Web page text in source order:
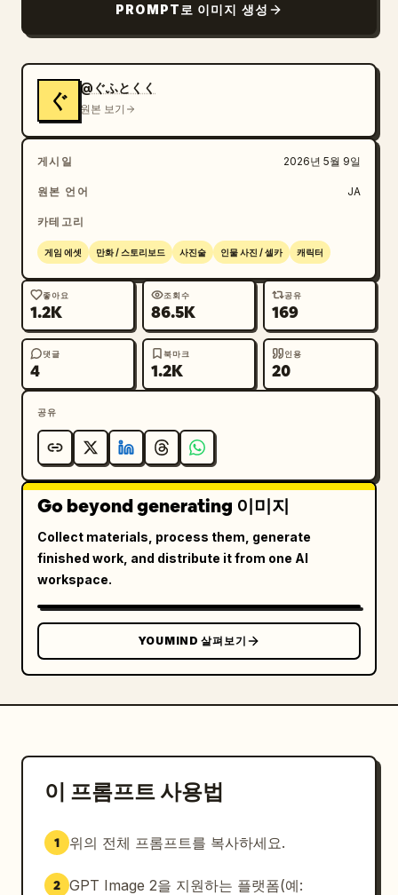
AU44 - 눈 찡그리기 (Squint)\n29. AU45 - 눈 깜빡
임 (Blink)\n30. AU46 - 윙크 (Wink)\n31. AU51 -
- 고개 오른쪽으로 돌리기 (Head Turn Right)\n33.
AU53 - 고개 들기 (Head Up)\n34. AU54 - 고개 숙
이기 (Head Down)\n35. AU55 - 고개 왼쪽으로 기울
이기 (Head Tilt Left)\n36. AU56 - 고개 오른쪽으
로 기울이기 (Head Tilt Right)\n37. AU57 - 고개
앞으로 내밀기 (Head Forward)\n38. AU58 - 고개
으로 (Eyes Turn Left)\n40. AU62 - 눈동자 오른쪽
으로 (Eyes Turn Right)\n41. AU63 - 눈동자 위로
Down)\n43. AU71 - 미간 찌푸림 (Brow
Furrow)\n44. AU72 - 미간 솟음 (Brow
Bulge)\n45. AU81 - 씹기 (Chewing)\n46. AU82 -
콧구멍 확장 (Nostril Dilator)\n47. AU83 - 콧구
멍 수축 (Nostril Compressor)\n48. AU84 - 혀 올
Out)
PROMPT로 이미지 생성
ぐ
@ぐふとくく
원본 보기
게시일 2026년 5월 9일
원본 언어 JA
카테고리
게임 에셋 만화 / 스토리보드 사진술 인물 사진 / 셀카 캐릭터
좋아요
1.2K
조회수
86.5K
공유
169
댓글
4
북마크
1.2K
인용
20
공유
Go beyond generating 이미지
Collect materials, process them, generate
finished work, and distribute it from one AI
workspace.
YOUMIND 살펴보기
이 프롬프트 사용법
1 위의 전체 프롬프트를 복사하세요.
2 GPT Image 2을 지원하는 플랫폼(예: